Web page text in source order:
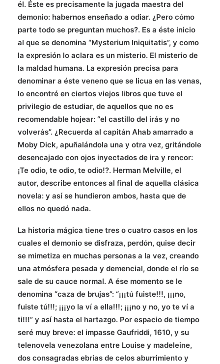
él. Éste es precisamente la jugada maestra del
demonio: habernos enseñado a odiar. ¿Pero cómo
parte todo se preguntan muchos?. Es a éste inicio
al que se denomina “Mysterium Iniquitatis”, y como
la expresión lo aclara es un misterio. El misterio de
la maldad humana. La expresión precisa para
denominar a éste veneno que se licua en las venas,
lo encontré en ciertos viejos libros que tuve el
privilegio de estudiar, de aquellos que no es
recomendable hojear: “el castillo del irás y no
volverás”. ¿Recuerda al capitán Ahab amarrado a
Moby Dick, apuñalándola una y otra vez, gritándole
desencajado con ojos inyectados de ira y rencor:
¡Te odio, te odio, te odio!?. Herman Melville, el
autor, describe entonces al final de aquella clásica
novela: y así se hundieron ambos, hasta que de
ellos no quedó nada.
La historia mágica tiene tres o cuatro casos en los
cuales el demonio se disfraza, perdón, quise decir
se mimetiza en muchas personas a la vez, creando
una atmósfera pesada y demencial, donde el río se
sale de su cauce normal. A ése momento se le
denomina “caza de brujas”: “¡¡¡tú fuiste!!!, ¡¡¡no,
fuiste tú!!!; ¡¡¡yo la ví a ella!!!; ¡¡¡no y no, yo te ví a
ti!!!” y así hasta el hartazgo. Por espacio de tiempo
seré muy breve: el impasse Gaufriddi, 1610, y su
telenovela venezolana entre Louise y madeleine,
dos consagradas ebrias de celos aburrimiento y